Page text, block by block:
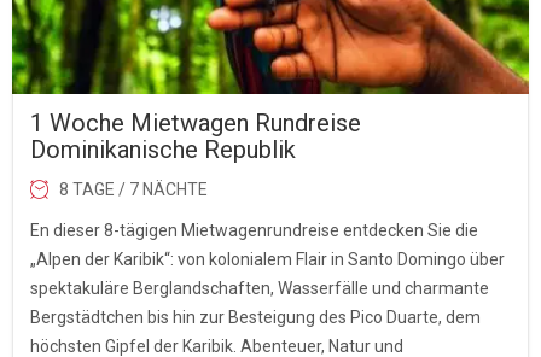
1 Woche Mietwagen Rundreise
Dominikanische Republik
8 TAGE / 7 NÄCHTE
En dieser 8-tägigen Mietwagenrundreise entdecken Sie die
„Alpen der Karibik“: von kolonialem Flair in Santo Domingo über
spektakuläre Berglandschaften, Wasserfälle und charmante
Bergstädtchen bis hin zur Besteigung des Pico Duarte, dem
höchsten Gipfel der Karibik. Abenteuer, Natur und